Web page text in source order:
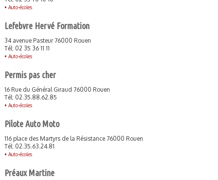
• Auto-écoles
Lefebvre Hervé Formation
34 avenue Pasteur 76000 Rouen
Tél: 02 35 36 11 11
• Auto-écoles
Permis pas cher
16 Rue du Général Giraud 76000 Rouen
Tél: 02.35.88.62.85
• Auto-écoles
Pilote Auto Moto
116 place des Martyrs de la Résistance 76000 Rouen
Tél: 02.35.63.24.81
• Auto-écoles
Préaux Martine